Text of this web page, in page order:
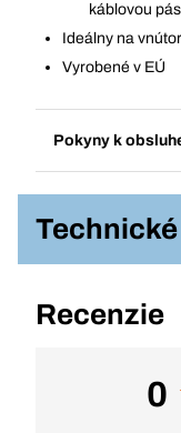
káblovou
Ideálny na
Vyrobené v EÚ
Pokyny k
Recenzie
0